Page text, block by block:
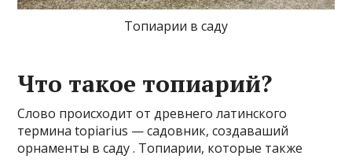
Топиарии в саду
Что такое топиарий?
Слово происходит от древнего латинского
термина topiarius — садовник, создаваший
орнаменты в саду . Топиарии, которые также